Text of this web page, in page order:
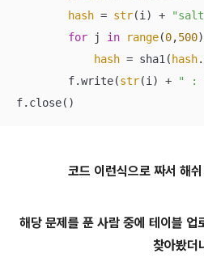
hash = str(i) +
for j in range(0,500
hash = sha1( hash
        f.write(
str(i) + " :
f.close()
코드 이런식으로 짜서 해
해당 문제를 푼 사람 중에 테이블 업
찾아봤더